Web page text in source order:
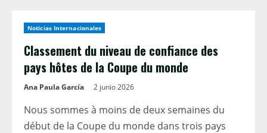
Noticias Internacionales
Classement du niveau de confiance des
pays hôtes de la Coupe du monde
Ana Paula García 2 junio 2026
Nous sommes à moins de deux semaines du
début de la Coupe du monde dans trois pays